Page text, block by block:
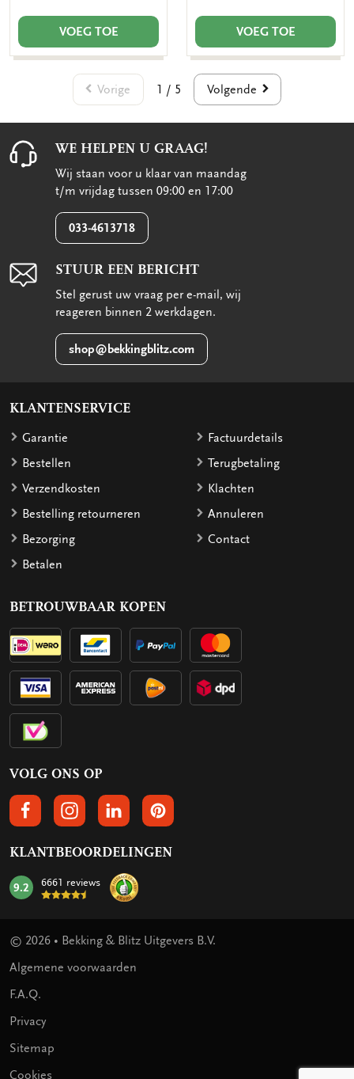
VOEG TOE VOEG TOE
Vorige 1 / 5 Volgende
WE HELPEN U GRAAG!
Wij staan voor u klaar van maandag
t/m vrijdag tussen 09:00 en 17:00
033-4613718
STUUR EEN BERICHT
Stel gerust uw vraag per e-mail, wij
reageren binnen 2 werkdagen.
shop@bekkingblitz.com
KLANTENSERVICE
Garantie
Bestellen
Verzendkosten
Bestelling retourneren
Bezorging
Betalen
Factuurdetails
Terugbetaling
Klachten
Annuleren
Contact
BETROUWBAAR KOPEN
VOLG ONS OP
VOLGS ONS OP FACEBOOK
VOLG ONS OP INSTAGRAM
VOLG ONS OP LINKEDIN
VOLG ONS OP PINTEREST
KLANTBEOORDELINGEN
mark:
9.2 6661 reviews
© 2026 • Bekking & Blitz Uitgevers B.V.
Algemene voorwaarden
F.A.Q.
Privacy
Sitemap
Cookies